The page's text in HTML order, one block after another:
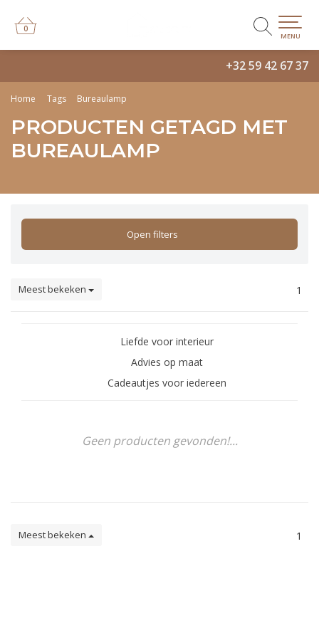
+32 59 42 67 37
0
0
MENU
Home Tags Bureaulamp
PRODUCTEN GETAGD MET
BUREAULAMP
Open filters
Meest bekeken 1
Liefde voor interieur
Advies op maat
Cadeautjes voor iedereen
Geen producten gevonden!...
Meest bekeken 1